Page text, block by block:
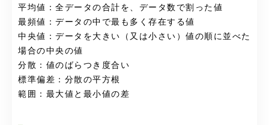
平均値：全データの合計を、データ数で割った値
最頻値：データの中で最も多く存在する値
中央値：データを大きい（又は小さい）値の順に並べた
場合の中央の値
分散：値のばらつき度合い
標準偏差：分散の平方根
範囲：最大値と最小値の差